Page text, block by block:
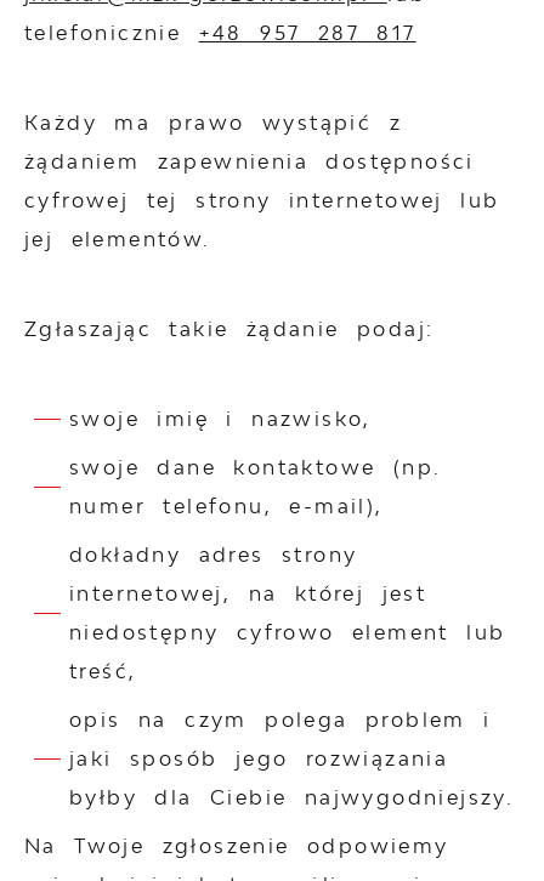
telefonicznie +48 957 287 817
Każdy ma prawo wystąpić z
żądaniem zapewnienia dostępności
cyfrowej tej strony internetowej lub
jej elementów.
Zgłaszając takie żądanie podaj:
swoje imię i nazwisko,
swoje dane kontaktowe (np.
numer telefonu, e-mail),
dokładny adres strony
internetowej, na której jest
niedostępny cyfrowo element lub
treść,
opis na czym polega problem i
jaki sposób jego rozwiązania
byłby dla Ciebie najwygodniejszy.
Na Twoje zgłoszenie odpowiemy